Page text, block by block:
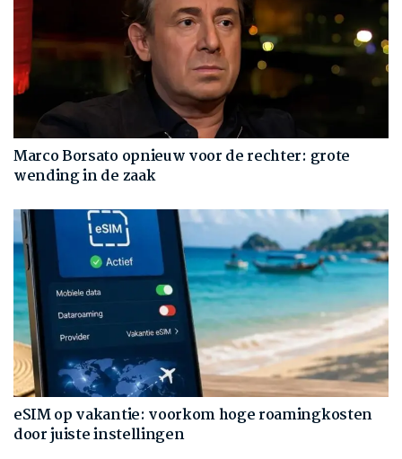
Marco Borsato opnieuw voor de rechter: grote
wending in de zaak
eSIM op vakantie: voorkom hoge roamingkosten
door juiste instellingen